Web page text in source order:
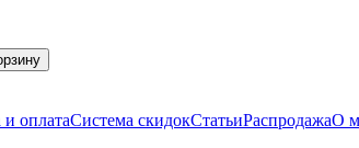
и оплатаСистема скидокСтатьиРаспродажаО